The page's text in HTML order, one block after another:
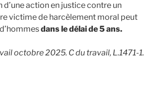
action en justice contre un
victime de harcèlement moral peut
dans le délai de 5 ans.
octobre 2025. C du travail, L.1471-1.